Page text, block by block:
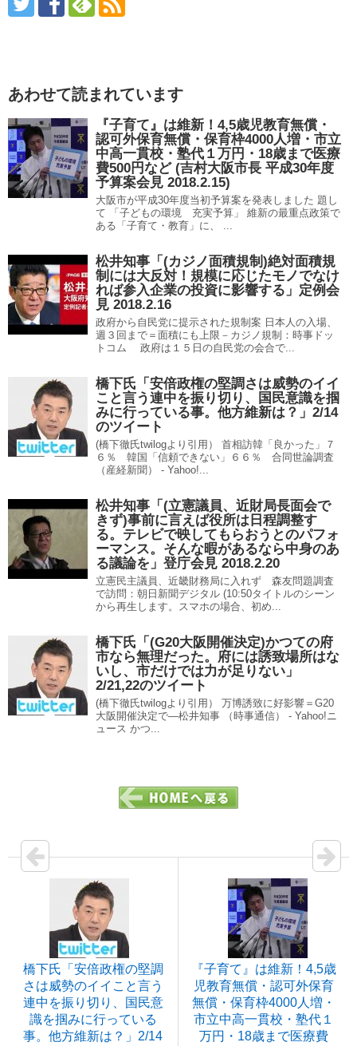
あわせて読まれています
『子育て』は維新！4,5歳児教育無償・
認可外保育無償・保育枠4000人増・市立
中高一貫校・塾代１万円・18歳まで医療
費500円など (吉村大阪市長 平成30年度
予算案会見 2018.2.15)
大阪市が平成30年度当初予算案を発表しました 題し
て 「子どもの環境 充実予算」 維新の最重点政策で
ある「子育て・教育」に、 ...
松井知事「(カジノ面積規制)絶対面積規
制には大反対！規模に応じたモノでなけ
れば参入企業の投資に影響する」定例会
見 2018.2.16
政府から自民党に提示された規制案 日本人の入場、
週３回まで＝面積にも上限－カジノ規制：時事ドッ
トコム 政府は１５日の自民党の会合で...
橋下氏「安倍政権の堅調さは威勢のイイ
こと言う連中を振り切り、国民意識を掴
みに行っている事。他方維新は？」2/14
のツイート
(橋下徹氏twilogより引用） 首相訪韓「良かった」７
６％ 韓国「信頼できない」６６％ 合同世論調査
（産経新聞） - Yahoo!...
松井知事「(立憲議員、近財局長面会で
きず)事前に言えば役所は日程調整す
る。テレビで映してもらおうとのパフォ
ーマンス。そんな暇があるなら中身のあ
る議論を」登庁会見 2018.2.20
立憲民主議員、近畿財務局に入れず 森友問題調査
で訪問：朝日新聞デジタル (10:50タイトルのシーン
から再生します。スマホの場合、初め...
橋下氏「(G20大阪開催決定)かつての府
市なら無理だった。府には誘致場所はな
いし、市だけでは力が足りない」
2/21,22のツイート
(橋下徹氏twilogより引用） 万博誘致に好影響＝G20
大阪開催決定で―松井知事 （時事通信） - Yahoo!ニ
ュース かつ...
橋下氏「安倍政権の堅調
さは威勢のイイこと言う
連中を振り切り、国民意
識を掴みに行っている
事。他方維新は？」2/14
『子育て』は維新！4,5歳
児教育無償・認可外保育
無償・保育枠4000人増・
市立中高一貫校・塾代１
万円・18歳まで医療費